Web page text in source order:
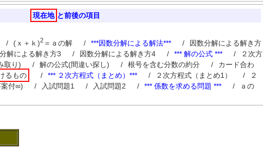
現在地 と前後の項目
/ (ｘ＋ｋ)2 ＝ａの解 / ***因数分解による解法*** /
因数分解による解き方
解による解き方3 / 因数分解による解き方4 / *** 解の公式 *** /
２次方
取り) / 解の公式(間違い探し) / 根号を含む分数の約分 /
カード合わ
るもの / *** ２次方程式（まとめ）*** / ２次方程式（まとめ1） /
２
案付∞) / 入試問題1 / 入試問題2 / *** 係数を求める問題 *** /
ａの